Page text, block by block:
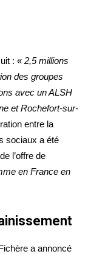
: « 2,5 millions
des groupes
avec un ALSH
et Rochefort-sur-
entre la
sociaux a été
l’offre de
en France en
a annoncé